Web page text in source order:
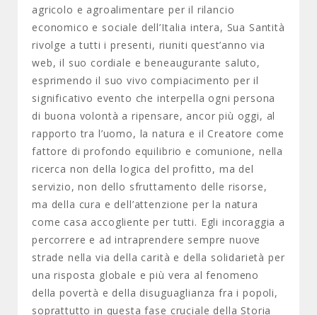
agricolo e agroalimentare per il rilancio
economico e sociale dell’Italia intera, Sua Santità
rivolge a tutti i presenti, riuniti quest’anno via
web, il suo cordiale e beneaugurante saluto,
esprimendo il suo vivo compiacimento per il
significativo evento che interpella ogni persona
di buona volontà a ripensare, ancor più oggi, al
rapporto tra l’uomo, la natura e il Creatore come
fattore di profondo equilibrio e comunione, nella
ricerca non della logica del profitto, ma del
servizio, non dello sfruttamento delle risorse,
ma della cura e dell’attenzione per la natura
come casa accogliente per tutti. Egli incoraggia a
percorrere e ad intraprendere sempre nuove
strade nella via della carità e della solidarietà per
una risposta globale e più vera al fenomeno
della povertà e della disuguaglianza fra i popoli,
soprattutto in questa fase cruciale della Storia